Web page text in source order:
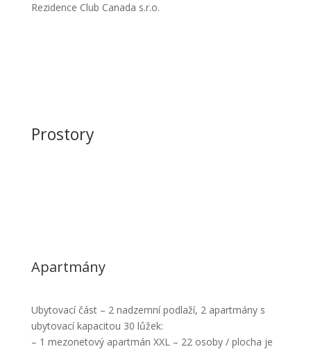
Rezidence Club Canada s.r.o.
Prostory
Apartmány
Ubytovací část – 2 nadzemní podlaží, 2 apartmány s
ubytovací kapacitou 30 lůžek:
– 1 mezonetový apartmán XXL – 22 osoby / plocha je